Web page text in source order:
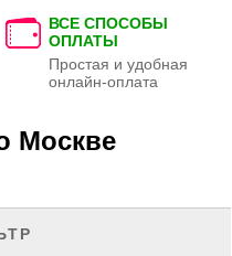
ВСЕ СПОСОБЫ
ОПЛАТЫ
Простая и удобная
онлайн-оплата
Москве